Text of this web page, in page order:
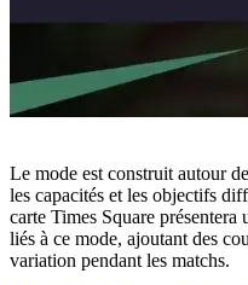
Le mode est construit autour
les capacités et les objectifs
carte Times Square présentera
liés à ce mode, ajoutant des
variation pendant les matchs.